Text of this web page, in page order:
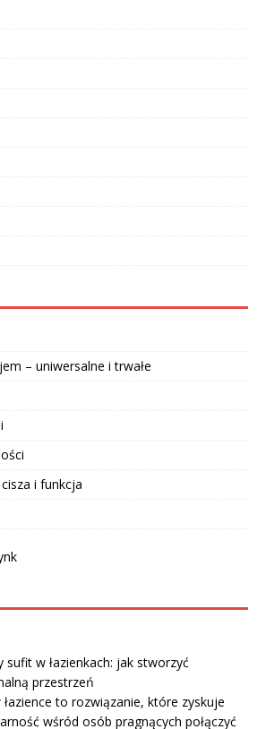
– uniwersalne i trwałe
i funkcja
sufit w łazienkach: jak stworzyć
przestrzeń
to rozwiązanie, które zyskuje
wśród osób pragnących połączyć